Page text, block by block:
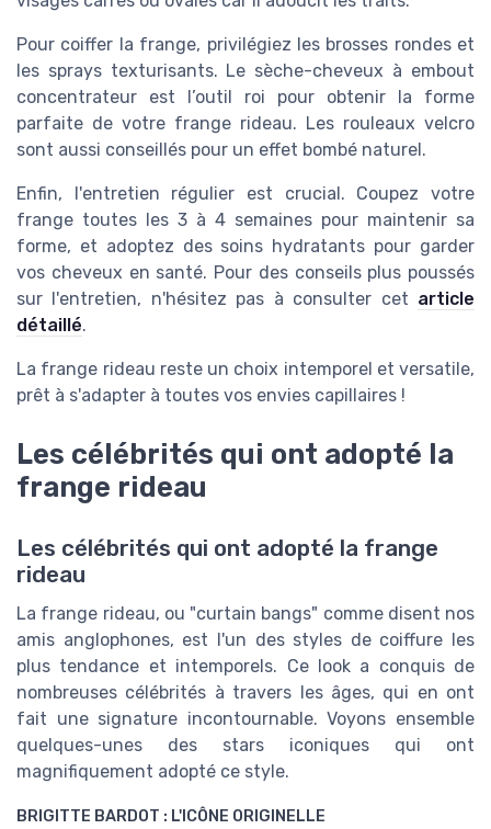
Pour coiffer la frange, privilégiez les brosses rondes et
les sprays texturisants. Le sèche-cheveux à embout
concentrateur est l’outil roi pour obtenir la forme
parfaite de votre frange rideau. Les rouleaux velcro
sont aussi conseillés pour un effet bombé naturel.
Enfin, l'entretien régulier est crucial. Coupez votre
frange toutes les 3 à 4 semaines pour maintenir sa
forme, et adoptez des soins hydratants pour garder
vos cheveux en santé. Pour des conseils plus poussés
sur l'entretien, n'hésitez pas à consulter cet article
détaillé.
La frange rideau reste un choix intemporel et versatile,
prêt à s'adapter à toutes vos envies capillaires !
Les célébrités qui ont adopté la
frange rideau
Les célébrités qui ont adopté la frange
rideau
La frange rideau, ou "curtain bangs" comme disent nos
amis anglophones, est l'un des styles de coiffure les
plus tendance et intemporels. Ce look a conquis de
nombreuses célébrités à travers les âges, qui en ont
fait une signature incontournable. Voyons ensemble
quelques-unes des stars iconiques qui ont
magnifiquement adopté ce style.
BRIGITTE BARDOT : L'ICÔNE ORIGINELLE